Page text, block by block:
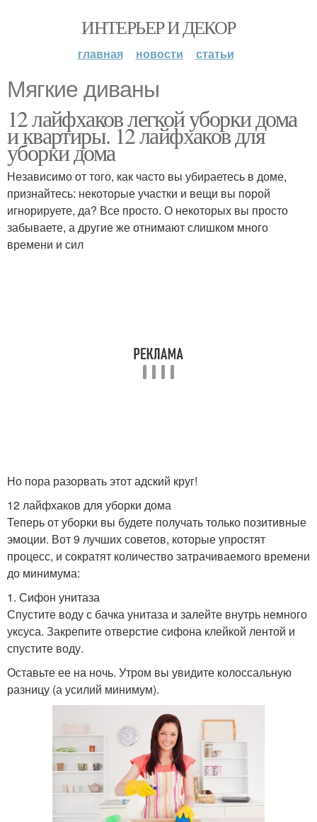
ИНТЕРЬЕР И ДЕКОР
главная новости статьи
Мягкие диваны
12 лайфхаков легкой уборки дома
и квартиры. 12 лайфхаков для
уборки дома
Независимо от того, как часто вы убираетесь в доме,
признайтесь: некоторые участки и вещи вы порой
игнорируете, да? Все просто. О некоторых вы просто
забываете, а другие же отнимают слишком много
времени и сил
Но пора разорвать этот адский круг!
12 лайфхаков для уборки дома
Теперь от уборки вы будете получать только позитивные
эмоции. Вот 9 лучших советов, которые упростят
процесс, и сократят количество затрачиваемого времени
до минимума:
1. Сифон унитаза
Спустите воду с бачка унитаза и залейте внутрь немного
уксуса. Закрепите отверстие сифона клейкой лентой и
спустите воду.
Оставьте ее на ночь. Утром вы увидите колоссальную
разницу (а усилий минимум).